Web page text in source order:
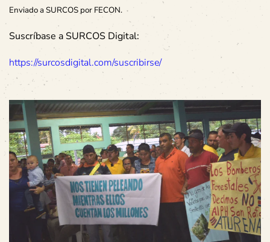
Enviado a SURCOS por FECON.
Suscríbase a SURCOS Digital:
https://surcosdigital.com/suscribirse/